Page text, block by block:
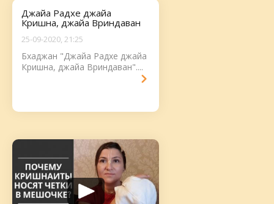
Джайа Радхе джайа
Кришна, джайа Вриндаван
25-09-2020, 21:25
Бхаджан "Джайа Радхе джайа
Кришна, джайа Вриндаван"....